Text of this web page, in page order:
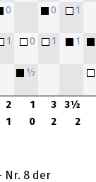
2 1 3
3½
1 0 2 2
0 0 1
1 0 1 1
½
Nr. 8 der